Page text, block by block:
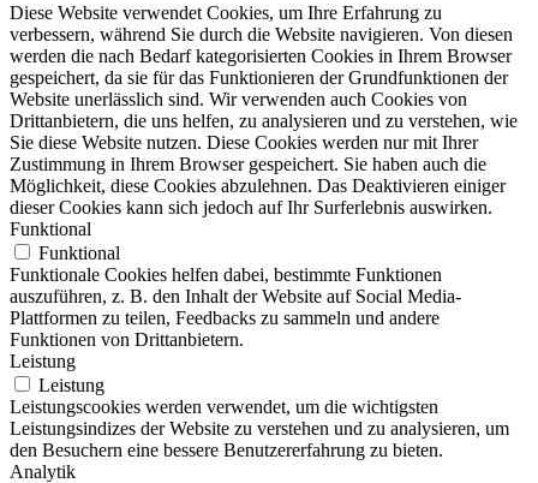
Diese Website verwendet Cookies, um Ihre Erfahrung zu
verbessern, während Sie durch die Website navigieren. Von diesen
werden die nach Bedarf kategorisierten Cookies in Ihrem Browser
gespeichert, da sie für das Funktionieren der Grundfunktionen der
Website unerlässlich sind. Wir verwenden auch Cookies von
Drittanbietern, die uns helfen, zu analysieren und zu verstehen, wie
Sie diese Website nutzen. Diese Cookies werden nur mit Ihrer
Zustimmung in Ihrem Browser gespeichert. Sie haben auch die
Möglichkeit, diese Cookies abzulehnen. Das Deaktivieren einiger
dieser Cookies kann sich jedoch auf Ihr Surferlebnis auswirken.
Funktional
Funktional
Funktionale Cookies helfen dabei, bestimmte Funktionen
auszuführen, z. B. den Inhalt der Website auf Social Media-
Plattformen zu teilen, Feedbacks zu sammeln und andere
Funktionen von Drittanbietern.
Leistung
Leistung
Leistungscookies werden verwendet, um die wichtigsten
Leistungsindizes der Website zu verstehen und zu analysieren, um
den Besuchern eine bessere Benutzererfahrung zu bieten.
Analytik